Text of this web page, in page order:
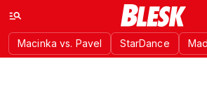
Macinka vs. Pavel StarDance